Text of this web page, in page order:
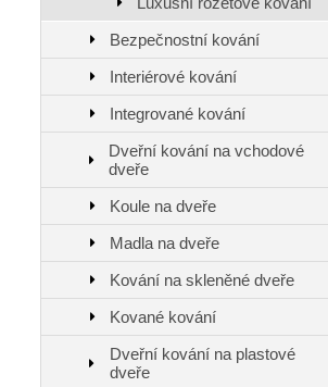
Bezpečnostní kování
Interiérové kování
Integrované kování
Dveřní kování na vchodové
dveře
Koule na dveře
Madla na dveře
Kování na skleněné dveře
Kované kování
Dveřní kování na plastové
dveře